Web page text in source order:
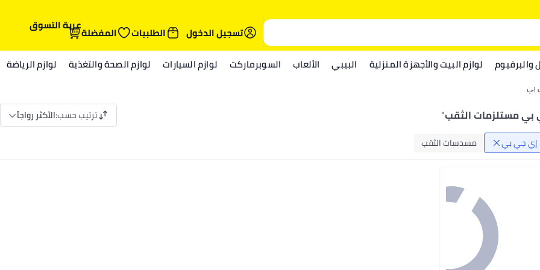
تسجيل الدخول
الطلبيات المفضلةعربة التسوق
والبرفيوم لوازم البيت والأجهزة المنزلية البيبي الألعاب السوبرماركت لوازم السيارات لوازم الصحة والتغذية لوازم الرياضة
بي
بي مستلزمات الثقب" ترتيب حسب:الأكثر رواجاً
إي جي بي مسدسات الثقب